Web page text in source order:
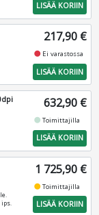
LISÄÄ KORIIN
217,90 €
fiber_manual_record Ei varastossa
LISÄÄ KORIIN
632,90 €
fiber_manual_recordToimittajilla
LISÄÄ KORIIN
ips.
1 725,90 €
fiber_manual_recordToimittajilla
LISÄÄ KORIIN